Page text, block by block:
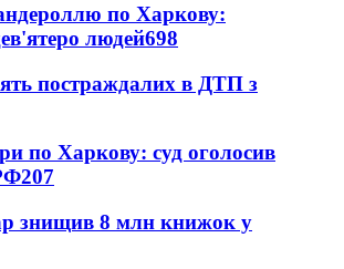
по Харкову:
людей698
постраждалих в ДТП з
по Харкову: суд оголосив
207
знищив 8 млн книжок у